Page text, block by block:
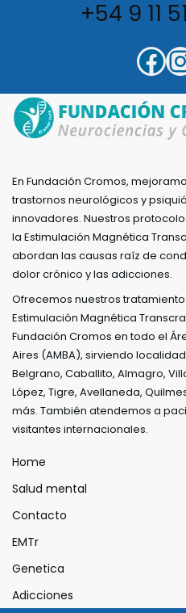
+54 9 11
En Fundación Cromos,
trastornos neurológicos y
innovadores. Nuestros
la Estimulación Magnética
abordan las causas raíz de
dolor crónico y las adicciones.
Ofrecemos nuestros
Estimulación Magnética
Fundación Cromos en todo el
Aires (AMBA), sirviendo
Belgrano, Caballito, Almagro,
López, Tigre, Avellaneda,
más. También atendemos a
visitantes internacionales.
Home
Salud mental
Contacto
EMTr
Genetica
Adicciones